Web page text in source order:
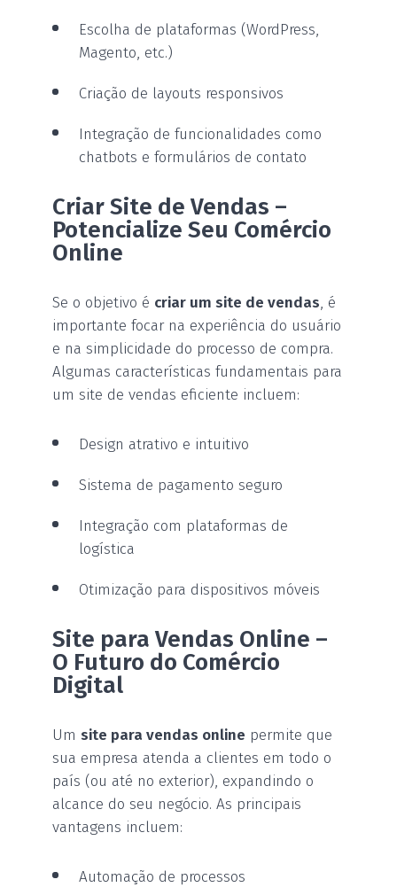
Escolha de plataformas (WordPress,
Magento, etc.)
Criação de layouts responsivos
Integração de funcionalidades como
chatbots e formulários de contato
Criar Site de Vendas –
Potencialize Seu Comércio
Online
Se o objetivo é criar um site de vendas, é
importante focar na experiência do usuário
e na simplicidade do processo de compra.
Algumas características fundamentais para
um site de vendas eficiente incluem:
Design atrativo e intuitivo
Sistema de pagamento seguro
Integração com plataformas de
logística
Otimização para dispositivos móveis
Site para Vendas Online –
O Futuro do Comércio
Digital
Um site para vendas online permite que
sua empresa atenda a clientes em todo o
país (ou até no exterior), expandindo o
alcance do seu negócio. As principais
vantagens incluem:
Automação de processos